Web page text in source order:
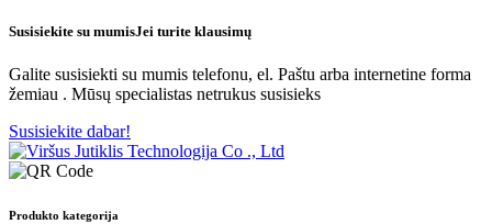
Susisiekite su mumisJei turite klausimų
Galite susisiekti su mumis telefonu, el. Paštu arba internetine forma
žemiau . Mūsų specialistas netrukus susisieks
Susisiekite dabar!
Produkto kategorija